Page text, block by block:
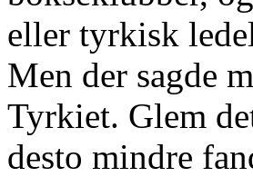
eller tyrkisk
Men der sagde
Tyrkiet. Glem
desto mindre